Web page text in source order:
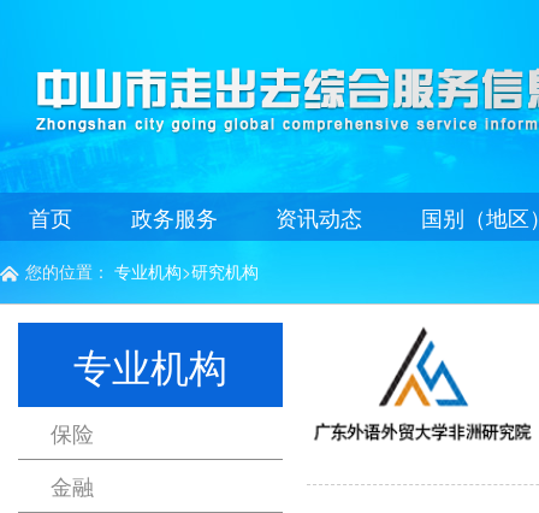
首页 政务服务 资讯动态 国别（地区
 您的位置： 专业机构>研究机构
专业机构
保险
金融